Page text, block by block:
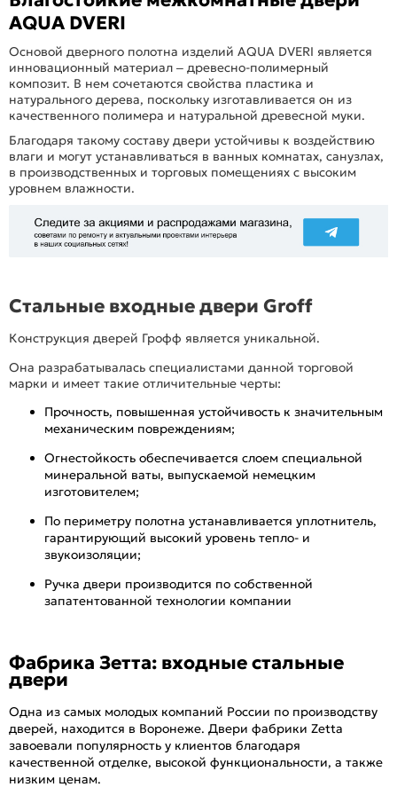
AQUA DVERI
Основой дверного полотна изделий AQUA DVERI является
инновационный материал – древесно-полимерный
композит. В нем сочетаются свойства пластика и
натурального дерева, поскольку изготавливается он из
качественного полимера и натуральной древесной муки.
Благодаря такому составу двери устойчивы к воздействию
влаги и могут устанавливаться в ванных комнатах, санузлах,
в производственных и торговых помещениях с высоким
уровнем влажности.
Стальные входные двери Groff
Конструкция дверей Грофф является уникальной.
Она разрабатывалась специалистами данной торговой
марки и имеет такие отличительные черты:
Прочность, повышенная устойчивость к значительным
механическим повреждениям;
Огнестойкость обеспечивается слоем специальной
минеральной ваты, выпускаемой немецким
изготовителем;
По периметру полотна устанавливается уплотнитель,
гарантирующий высокий уровень тепло- и
звукоизоляции;
Ручка двери производится по собственной
запатентованной технологии компании​
Фабрика Зетта: входные стальные
двери
Одна из самых молодых компаний России по производству
дверей, находится в Воронеже. Двери фабрики Zetta
завоевали популярность у клиентов благодаря
качественной отделке, высокой функциональности, а также
низким ценам.